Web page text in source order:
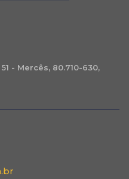
- Mercês, 80.710-630,